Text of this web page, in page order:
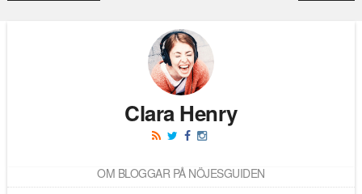
Clara Henry
OM BLOGGAR PÅ NÖJESGUIDEN